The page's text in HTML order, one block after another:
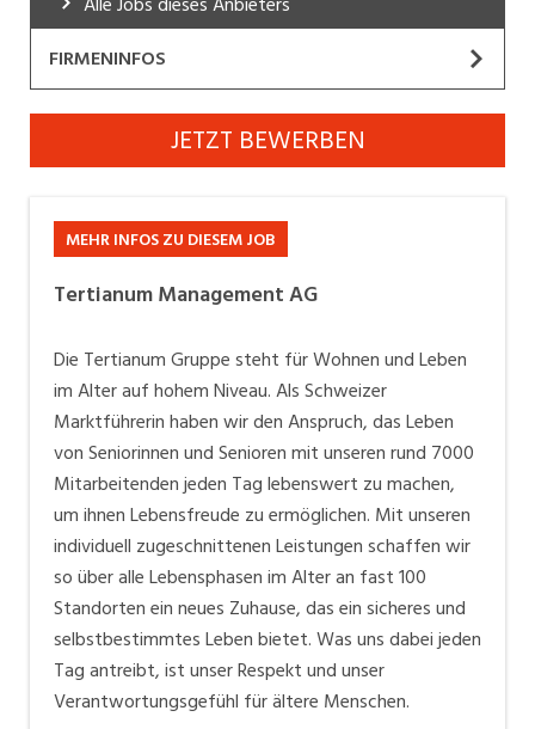
Industrie, Maschinenbau, Anlagenbau,
Produktion
Kaufm. Berufe, Kundendienst, Verwaltung
Marketing, Kommunikation, Medien, Druck
Mechanik, Elektronik, Optik, Textil (Fertigung)
Medizin, Gesundheitswesen, Pflege
Verkauf, Handel, Kundenberatung,
Aussendienst
Sicherheit, Rettung, Polizei, Zoll
FIRMENINFOS
Tertianum Management AG
Website
Unsere Vision
Wir bereichern das Leben der Menschen, indem wir
Lebensqualität aus Leidenschaft bieten.
Arbeiten bei Tertianum: Mehr als ein Job
Wo Lebensfreude zum Beruf wird
Willkommen bei Tertianum Wir bieten dir spannende
Perspektiven in den verschiedensten Berufsgruppen.
Bei uns findest du sinnstiftende Tätigkeiten,
umfangreiche Weiterbildungsmöglichkeiten und ein
Team, dass sich durch Fürsorglichkeit und Respekt
auszeichnet.
Berufslehre bei Tertianum
Entdecke deinen Traumjob bei Tertianum: Über 200
Lehrstellen in 16 verschiedenen Berufen in der ganzen
JETZT BEWERBEN
MEHR INFOS ZU DIESEM JOB
Tertianum Management AG
Die Tertianum Gruppe steht für Wohnen und Leben
im Alter auf hohem Niveau. Als Schweizer
Marktführerin haben wir den Anspruch, das Leben
von Seniorinnen und Senioren mit unseren rund 7000
Mitarbeitenden jeden Tag lebenswert zu machen,
um ihnen Lebensfreude zu ermöglichen. Mit unseren
individuell zugeschnittenen Leistungen schaffen wir
so über alle Lebensphasen im Alter an fast 100
Standorten ein neues Zuhause, das ein sicheres und
selbstbestimmtes Leben bietet. Was uns dabei jeden
Tag antreibt, ist unser Respekt und unser
Verantwortungsgefühl für ältere Menschen.